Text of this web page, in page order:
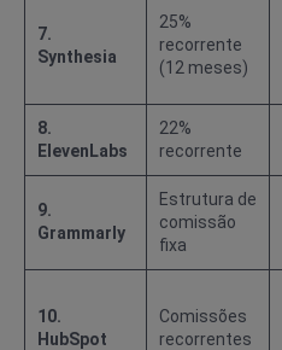
7.
Synthesia
25%
recorrente
(12 meses)
8.
ElevenLabs
22%
recorrente
9.
Grammarly
Estrutura de
comissão
fixa
10.
HubSpot
Comissões
recorrentes